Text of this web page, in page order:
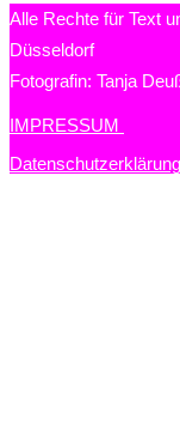
Alle Rechte für Text
Düsseldorf
Fotografin: Tanja
IMPRESSUM
Datenschutzerklärung